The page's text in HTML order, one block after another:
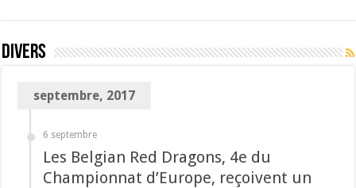
Divers
septembre, 2017
6 septembre
Les Belgian Red Dragons, 4e du
Championnat d’Europe, reçoivent un